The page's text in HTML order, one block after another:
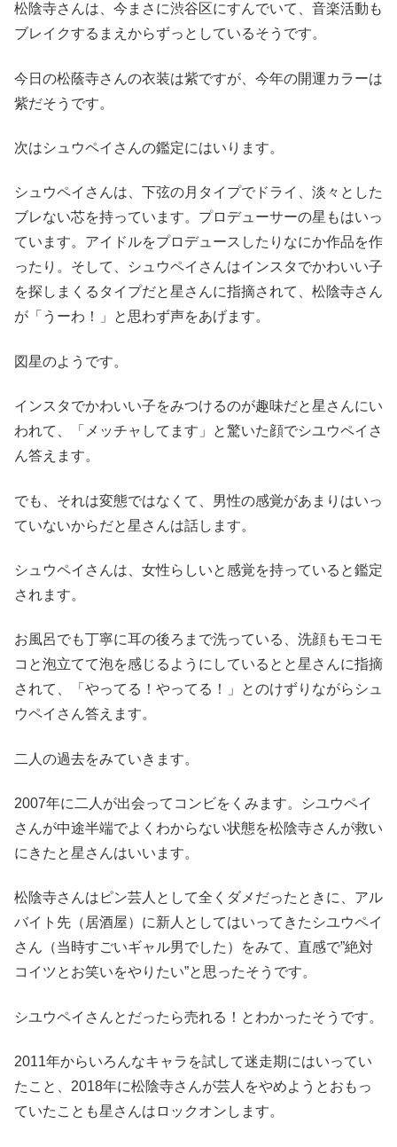
松陰寺さんは、今まさに渋谷区にすんでいて、音楽活動も
ブレイクするまえからずっとしているそうです。
今日の松蔭寺さんの衣装は紫ですが、今年の開運カラーは
紫だそうです。
次はシュウペイさんの鑑定にはいります。
シュウペイさんは、下弦の月タイプでドライ、淡々とした
ブレない芯を持っています。プロデューサーの星もはいっ
ています。アイドルをプロデュースしたりなにか作品を作
ったり。そして、シュウペイさんはインスタでかわいい子
を探しまくるタイプだと星さんに指摘されて、松陰寺さん
が「うーわ！」と思わず声をあげます。
図星のようです。
インスタでかわいい子をみつけるのが趣味だと星さんにい
われて、「メッチャしてます」と驚いた顔でシユウペイさ
ん答えます。
でも、それは変態ではなくて、男性の感覚があまりはいっ
ていないからだと星さんは話します。
シュウペイさんは、女性らしいと感覚を持っていると鑑定
されます。
お風呂でも丁寧に耳の後ろまで洗っている、洗顔もモコモ
コと泡立てて泡を感じるようにしているとと星さんに指摘
されて、「やってる！やってる！」とのけずりながらシュ
ウペイさん答えます。
二人の過去をみていきます。
2007年に二人が出会ってコンビをくみます。シユウペイ
さんが中途半端でよくわからない状態を松陰寺さんが救い
にきたと星さんはいいます。
松陰寺さんはピン芸人として全くダメだったときに、アル
バイト先（居酒屋）に新人としてはいってきたシユウペイ
さん（当時すごいギャル男でした）をみて、直感で”絶対
コイツとお笑いをやりたい”と思ったそうです。
シユウペイさんとだったら売れる！とわかったそうです。
2011年からいろんなキャラを試して迷走期にはいってい
たこと、2018年に松陰寺さんが芸人をやめようとおもっ
ていたことも星さんはロックオンします。